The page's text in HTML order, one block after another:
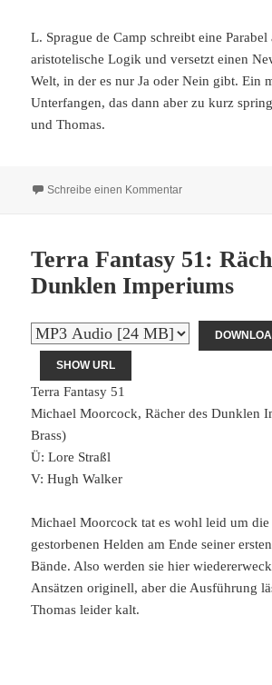
L. Sprague de Camp schreibt eine Parabel
aristotelische Logik und versetzt einen
Welt, in der es nur Ja oder Nein gibt. Ein
Unterfangen, das dann aber zu kurz
und Thomas.
Schreibe einen Kommentarzu Terra Fantasy
Terra Fantasy 51:
Dunklen Imperiums
SHOW URL
Terra Fantasy 51
Michael Moorcock, Rächer des Dunklen
Brass)
Ü: Lore Straßl
V: Hugh Walker
Michael Moorcock tat es wohl leid um
gestorbenen Helden am Ende seiner
Bände. Also werden sie hier
Ansätzen originell, aber die Ausführung
Thomas leider kalt.